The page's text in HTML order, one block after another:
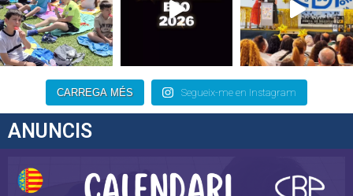
CARREGA MÉS Segueix-me en Instagram
ANUNCIS